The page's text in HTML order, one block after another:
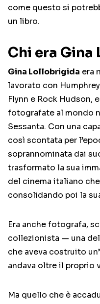
come questo si
un libro.
Chi era
Gina Lollobrigida era
lavorato con
Flynn e Rock Hudson,
fotografate al mondo
Sessanta. Con una
così scontata per
soprannominata dai
trasformato la sua
del cinema italiano
consolidando poi la
Era anche fotografa,
collezionista — una
che aveva costruito
andava oltre il proprio
Ma quello che è